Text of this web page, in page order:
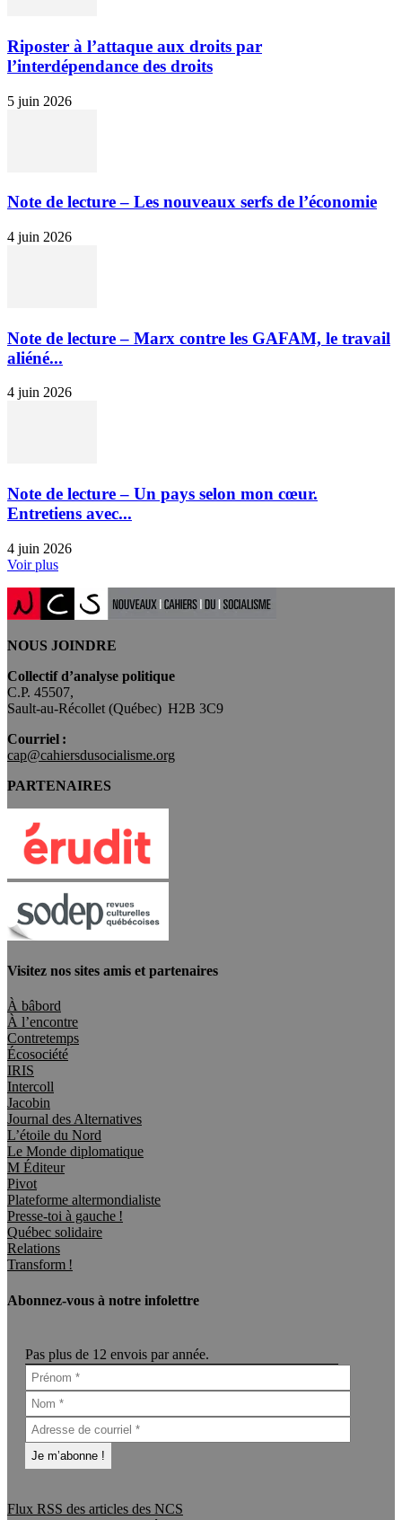
Riposter à l’attaque aux droits par
l’interdépendance des droits
5 juin 2026
Note de lecture – Les nouveaux serfs de l’économie
4 juin 2026
Note de lecture – Marx contre les GAFAM, le travail
aliéné...
4 juin 2026
Note de lecture – Un pays selon mon cœur.
Entretiens avec...
4 juin 2026
Voir plus
NOUS JOINDRE
Collectif d’analyse politique
C.P. 45507,
Sault-au-Récollet (Québec) H2B 3C9
Courriel :
cap@cahiersdusocialisme.org
PARTENAIRES
Visitez nos sites amis et partenaires
À bâbord
À l’encontre
Contretemps
Écosociété
IRIS
Intercoll
Jacobin
Journal des Alternatives
L’étoile du Nord
Le Monde diplomatique
M Éditeur
Pivot
Plateforme altermondialiste
Presse-toi à gauche !
Québec solidaire
Relations
Transform !
Abonnez-vous à notre infolettre
Pas plus de 12 envois par année.
Flux RSS des articles des NCS